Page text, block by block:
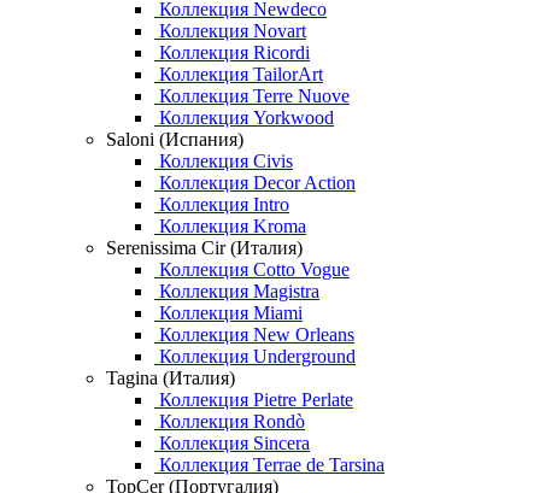
Коллекция Newdeco
Коллекция Novart
Коллекция Ricordi
Коллекция TailorArt
Коллекция Terre Nuove
Коллекция Yorkwood
Saloni (Испания)
Коллекция Civis
Коллекция Decor Action
Коллекция Intro
Коллекция Kroma
Serenissima Cir (Италия)
Коллекция Cotto Vogue
Коллекция Magistra
Коллекция Miami
Коллекция New Orleans
Коллекция Underground
Tagina (Италия)
Коллекция Pietre Perlate
Коллекция Rondò
Коллекция Sincera
Коллекция Terrae de Tarsina
TopCer (Португалия)